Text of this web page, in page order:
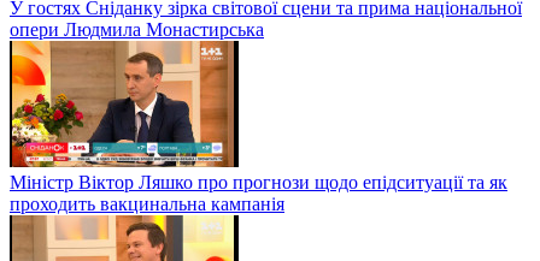
У гостях Сніданку зірка світової сцени та прима національної
опери Людмила Монастирська
Міністр Віктор Ляшко про прогнози щодо епідситуації та як
проходить вакцинальна кампанія